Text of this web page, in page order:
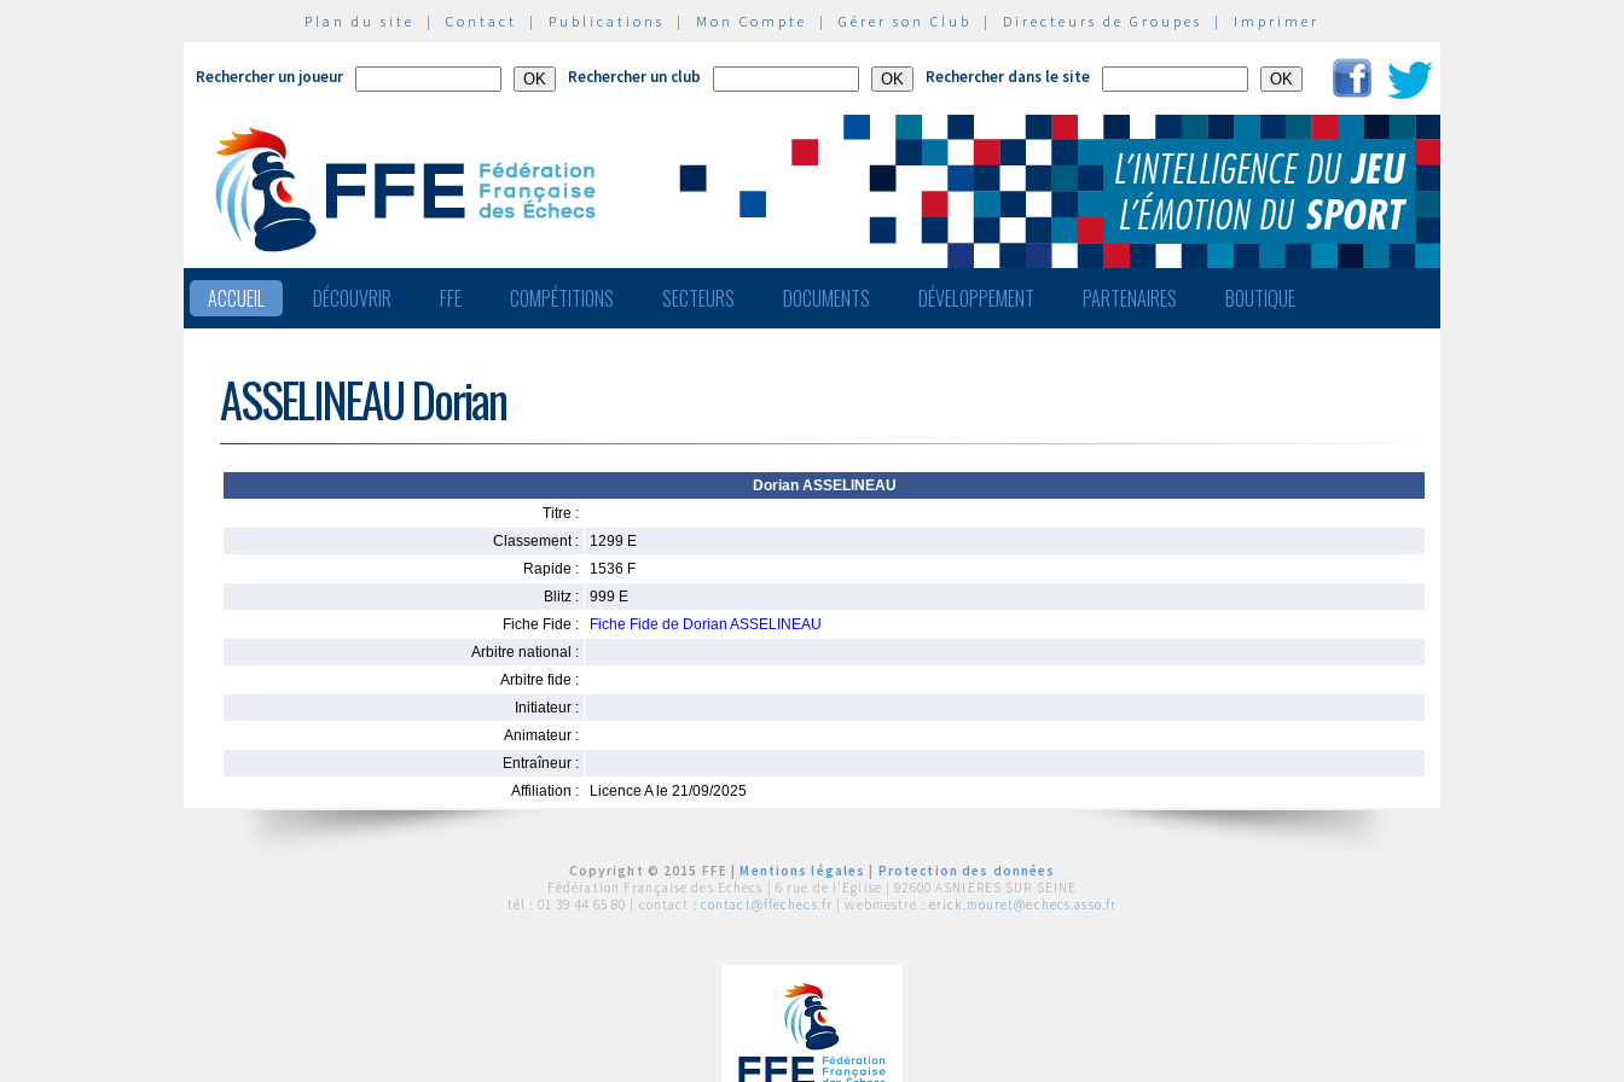
Plan du site | Contact | Publications | Mon Compte | Gérer son Club | Directeurs de Groupes | Imprimer
Rechercher un joueur Rechercher un club Rechercher dans le site
ACCUEIL DÉCOUVRIR FFE COMPÉTITIONS SECTEURS DOCUMENTS DÉVELOPPEMENT PARTENAIRES BOUTIQUE
ASSELINEAU Dorian
Dorian ASSELINEAU
Titre :
Classement :
1299 E
Rapide :
1536 F
Blitz :
999 E
Fiche Fide :
Fiche Fide de Dorian ASSELINEAU
Arbitre national :
Arbitre fide :
Initiateur :
Animateur :
Entraîneur :
Affiliation :
Licence A le 21/09/2025
Copyright © 2015 FFE |Mentions légales
Protection des données
Fédération Française des Echecs | 6 rue de l'Eglise | 92600 ASNIERES SUR SEINE
tél : 01 39 44 65 80 | contact : contact@ffechecs.fr | webmestre : erick.mouret@echecs.asso.fr